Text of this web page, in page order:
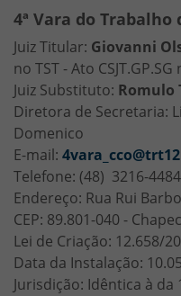
4ª Vara do Trabalho
Juiz Titular: Giovanni
no TST - Ato CSJT.GP.SG
Juiz Substituto: Romulo
Diretora de Secretaria:
Domenico
E-mail:
Telefone: (48) 3216-4484
Endereço: Rua Rui
CEP: 89.801-040 -
Lei de Criação: 12.658/
Data da Instalação:
Jurisdição: Idêntica à da